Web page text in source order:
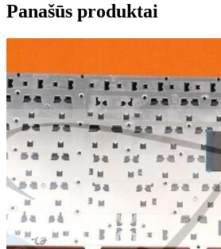
Panašūs produktai